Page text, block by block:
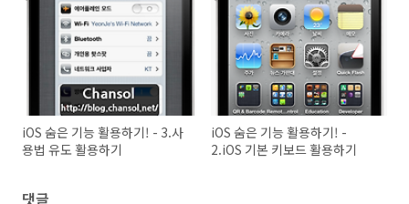
iOS 숨은 기능 활용하기! - 3.사
용법 유도 활용하기
iOS 숨은 기능 활용하기! -
2.iOS 기본 키보드 활용하기
댓글